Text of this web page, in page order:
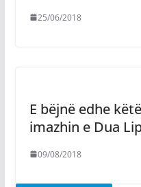
25/06/2018
E bëjnë edhe
imazhin e Dua
09/08/2018